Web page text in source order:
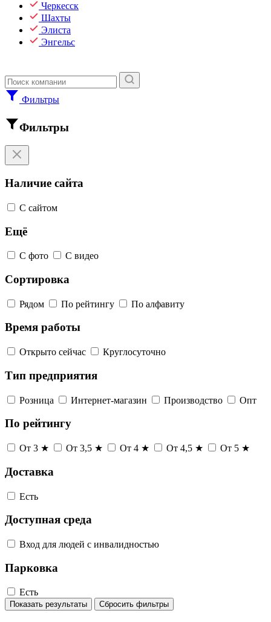
Черкесск
Шахты
Элиста
Энгельс
Фильтры
Фильтры
Наличие сайта
С сайтом
Ещё
С фото С видео
Сортировка
Рядом По рейтингу По алфавиту
Время работы
Открыто сейчас Круглосуточно
Тип предприятия
Розница Интернет-магазин Производство Опт
По рейтингу
От 3 ★ От 3,5 ★ От 4 ★ От 4,5 ★ От 5 ★
Доставка
Есть
Доступная среда
Вход для людей с инвалидностью
Парковка
Есть
Показать результаты Сбросить фильтры